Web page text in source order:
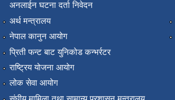
अनलाईन घटना दर्ता निवेदन
अर्थ मन्त्रालय
नेपाल कानुन आयोग
प्रिती फन्ट बाट युनिकोड कन्भर्रटर
राष्ट्रिय योजना आयोग
लोक सेवा आयोग